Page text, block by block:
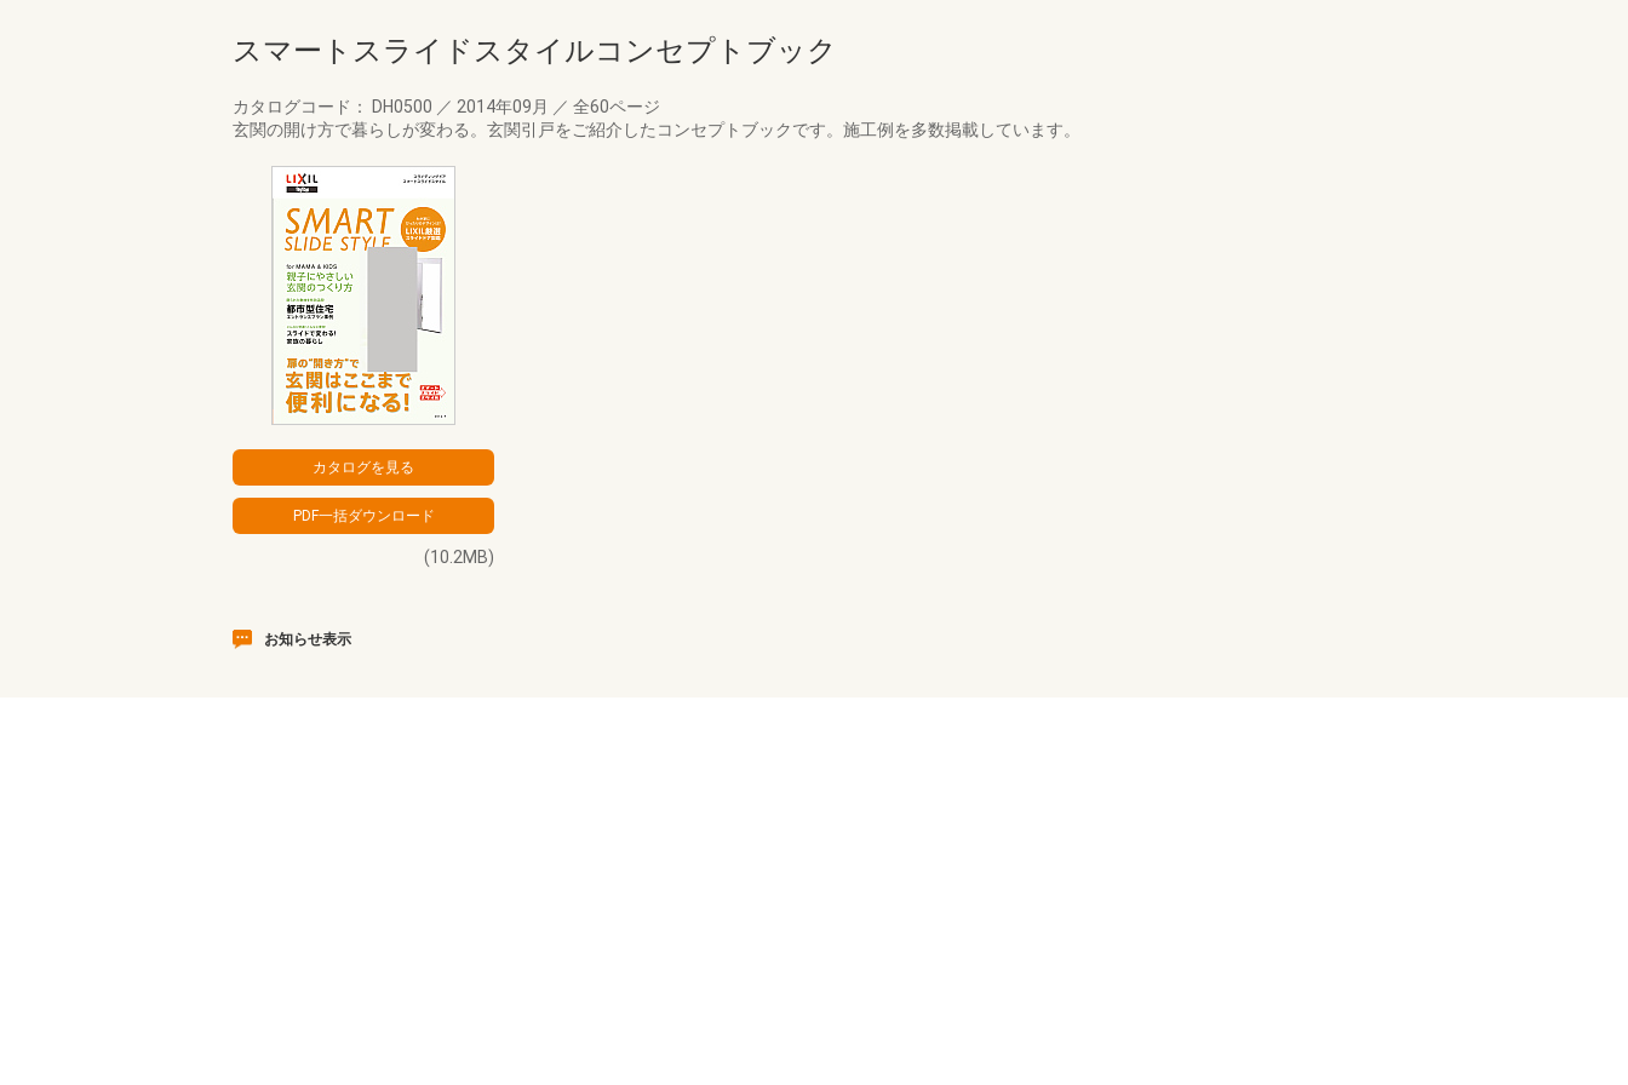
スマートスライドスタイルコンセプトブック
カタログコード： DH0500 ／ 2014年09月 ／ 全60ページ
玄関の開け方で暮らしが変わる。玄関引戸をご紹介したコンセプトブックです。施工例を多数掲載しています。
(10.2MB)
お知らせ表示